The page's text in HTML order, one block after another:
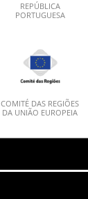
REPÚBLICA
PORTUGUESA
COMITÉ DAS REGIÕES
DA UNIÃO EUROPEIA